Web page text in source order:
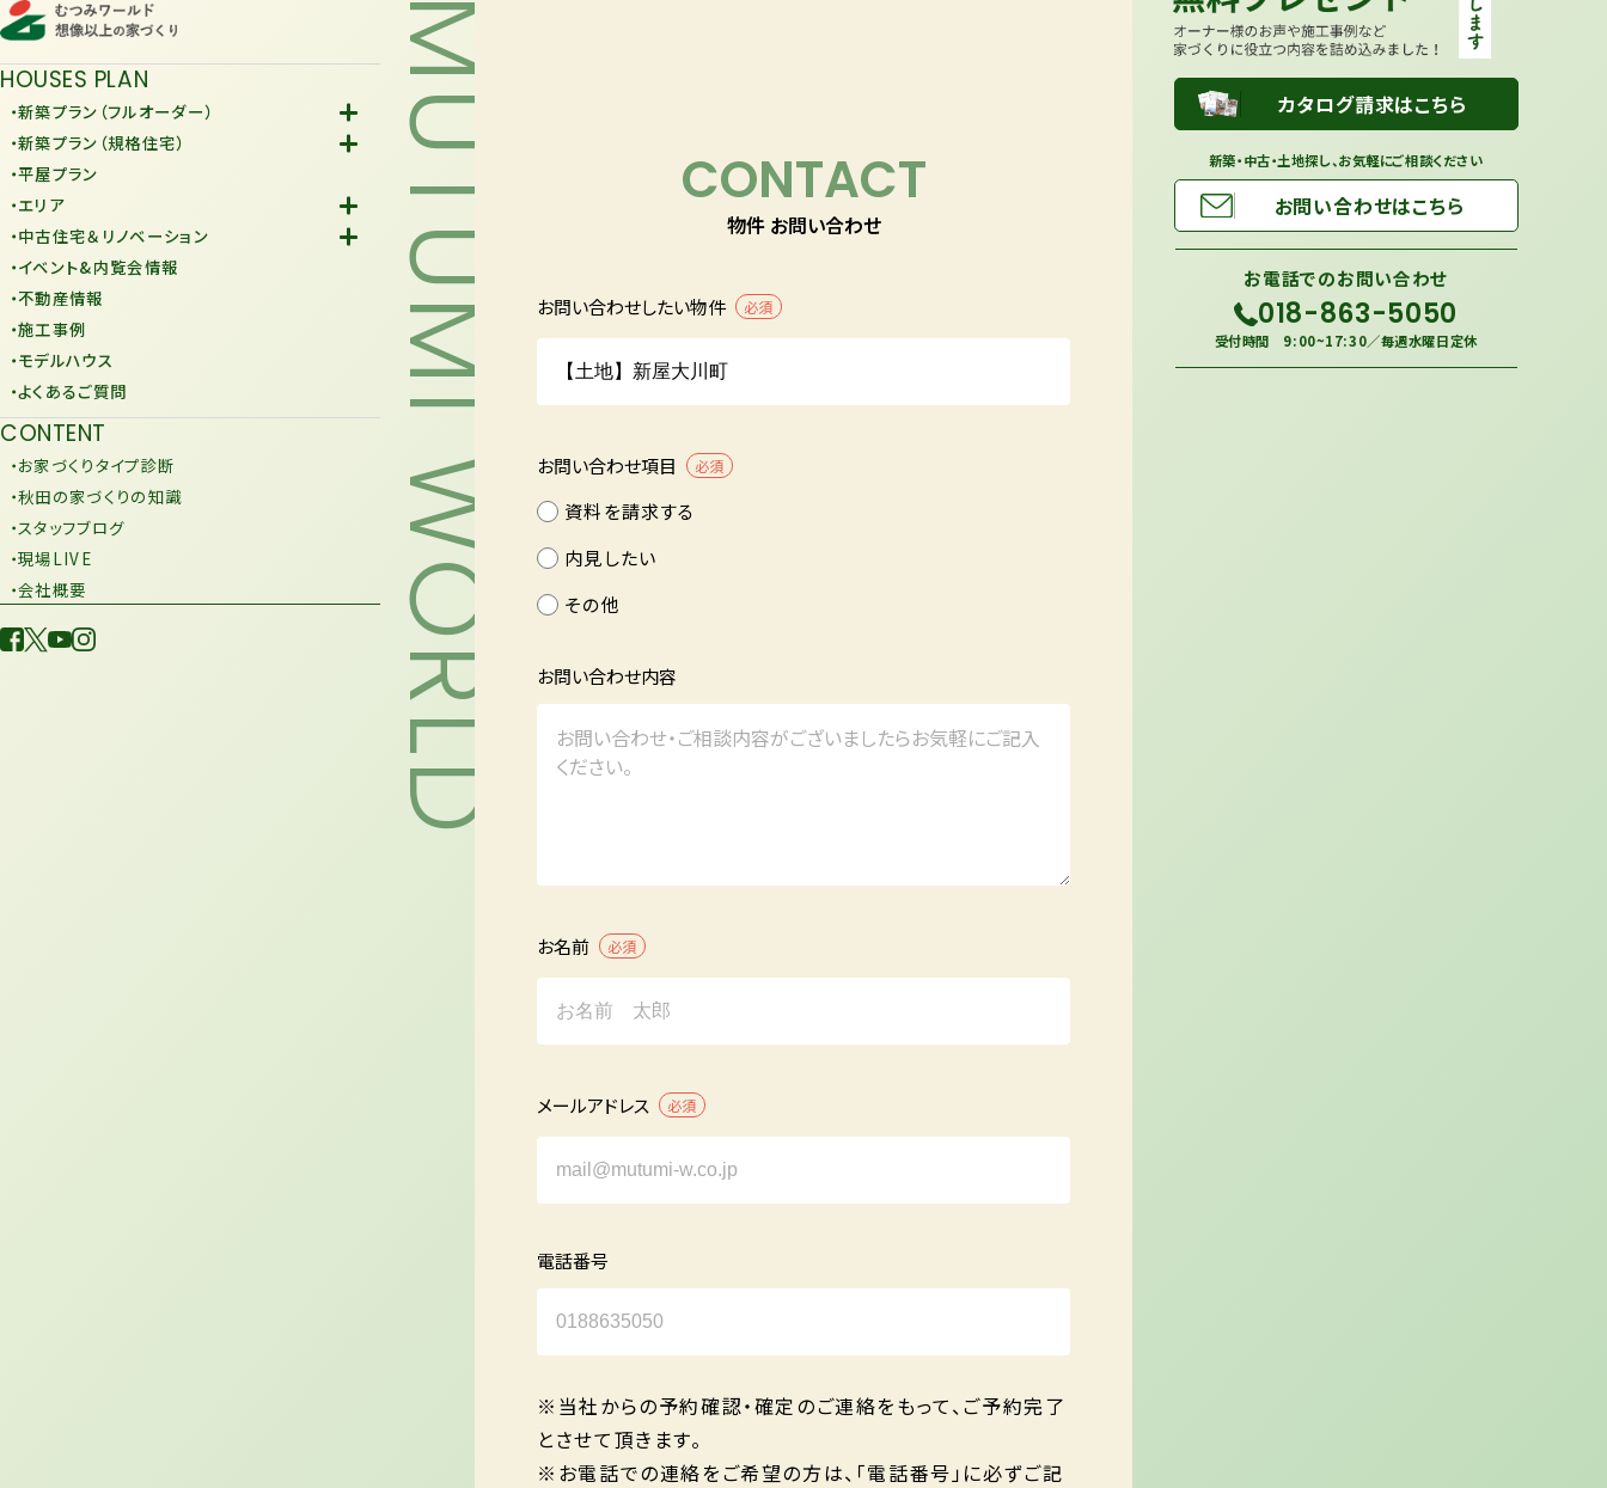
HOUSES PLAN
・新築プラン（フルオーダー）
-Fiore
・新築プラン（規格住宅）
-規格住宅
-KURAFIT
-JiU
・平屋プラン
・エリア
-潟上市
-由利本荘市
・中古住宅＆リノベーション
-中古住宅
-リノベーション
・イベント&内覧会情報
・不動産情報
・施工事例
・モデルハウス
・よくあるご質問
CONTENT
・お家づくりタイプ診断
・秋田の家づくりの知識
・スタッフブログ
・現場LIVE
・会社概要
MUTUMI WORLD カタログ請求はこちら
新築・中古・土地探し、お気軽にご相談ください
お問い合わせはこちら
お電話でのお問い合わせ
018-863-5050
受付時間 9:00~17:30／毎週水曜日定休
CONTACT
物件 お問い合わせ
お問い合わせしたい物件 必須
お問い合わせ項目 必須
資料を請求する
内見したい
その他
お問い合わせ内容
お名前 必須
メールアドレス 必須
電話番号
※当社からの予約確認・確定のご連絡をもって、ご予約完了
とさせて頂きます。
※お電話での連絡をご希望の方は、「電話番号」に必ずご記